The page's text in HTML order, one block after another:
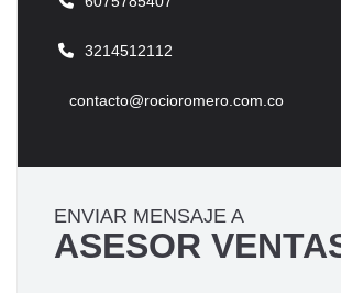
3214512112
contacto@rocioromero.com.co
ENVIAR MENSAJE A
ASESOR